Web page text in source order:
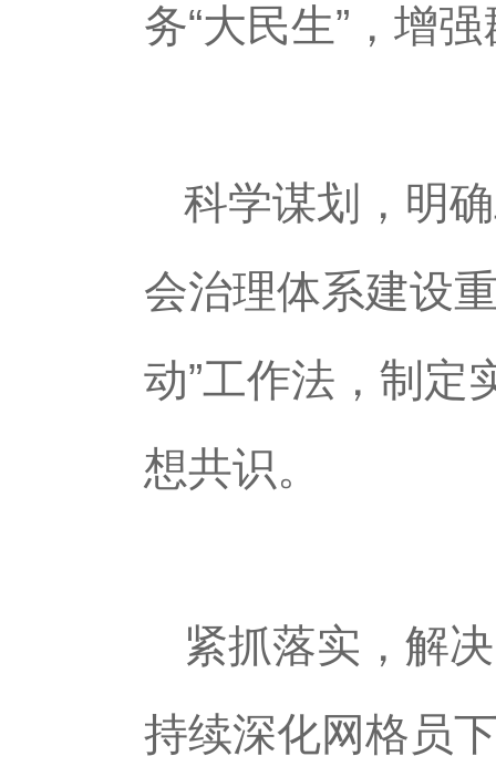
务“大民生”，增
科学谋划，明
会治理体系建设
动”工作法，制定
想共识。
紧抓落实，解
持续深化网格员